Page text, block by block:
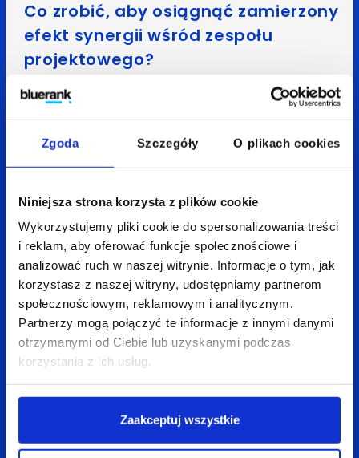
Zgoda Szczegóły O plikach cookies
Niniejsza strona korzysta z plików cookie
Wykorzystujemy pliki cookie do spersonalizowania treści
i reklam, aby oferować funkcje społecznościowe i
analizować ruch w naszej witrynie. Informacje o tym, jak
korzystasz z naszej witryny, udostępniamy partnerom
społecznościowym, reklamowym i analitycznym.
Partnerzy mogą połączyć te informacje z innymi danymi
otrzymanymi od Ciebie lub uzyskanymi podczas
korzystania z ich usług.
Zaakceptuj wszystkie
Co zrobić, aby osiągnąć zamierzony
efekt synergii wśród zespołu
projektowego?
W myśl zasady
namów swój
jestpraca wszystkich członków zespołu w jednym
pokoju, tak by na bieżąco słyszeli, co dzieje się
w każdym z aspektów projektu.
Dobrym pomysłem są również czaty projektowe
czy aliasy mailowe, do których należą wszyscy
członkowie zespołu. Kolejny element tospotkania
– samo słuchanie o pozostałych
obszarach wsparcia daje możliwość uzyskania